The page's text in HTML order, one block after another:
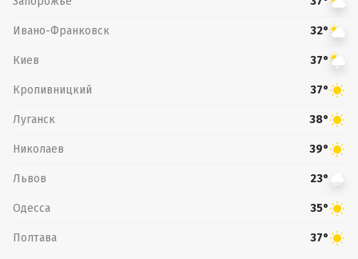
Ивано-Франковск 32°
Киев 37°
Кропивницкий 37°
Луганск 38°
Николаев 39°
Львов 23°
Одесса 35°
Полтава 37°